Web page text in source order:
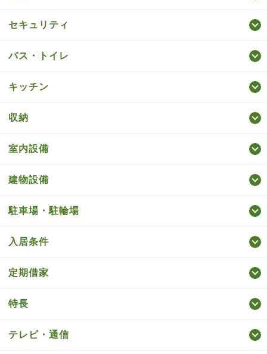
セキュリティ
バス・トイレ
キッチン
収納
室内設備
建物設備
駐車場・駐輪場
入居条件
定期借家
特長
テレビ・通信